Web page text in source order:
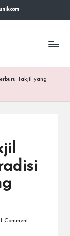
Takjil yang
1 Comment